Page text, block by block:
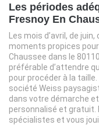
Les périodes
Fresnoy En
Les mois d’avril, de
moments propices
Chaussee dans le
préférable d’attendre
pour procéder à la
société Weiss
dans votre démarche
personnalisé et gratuit.
spécialistes et vous